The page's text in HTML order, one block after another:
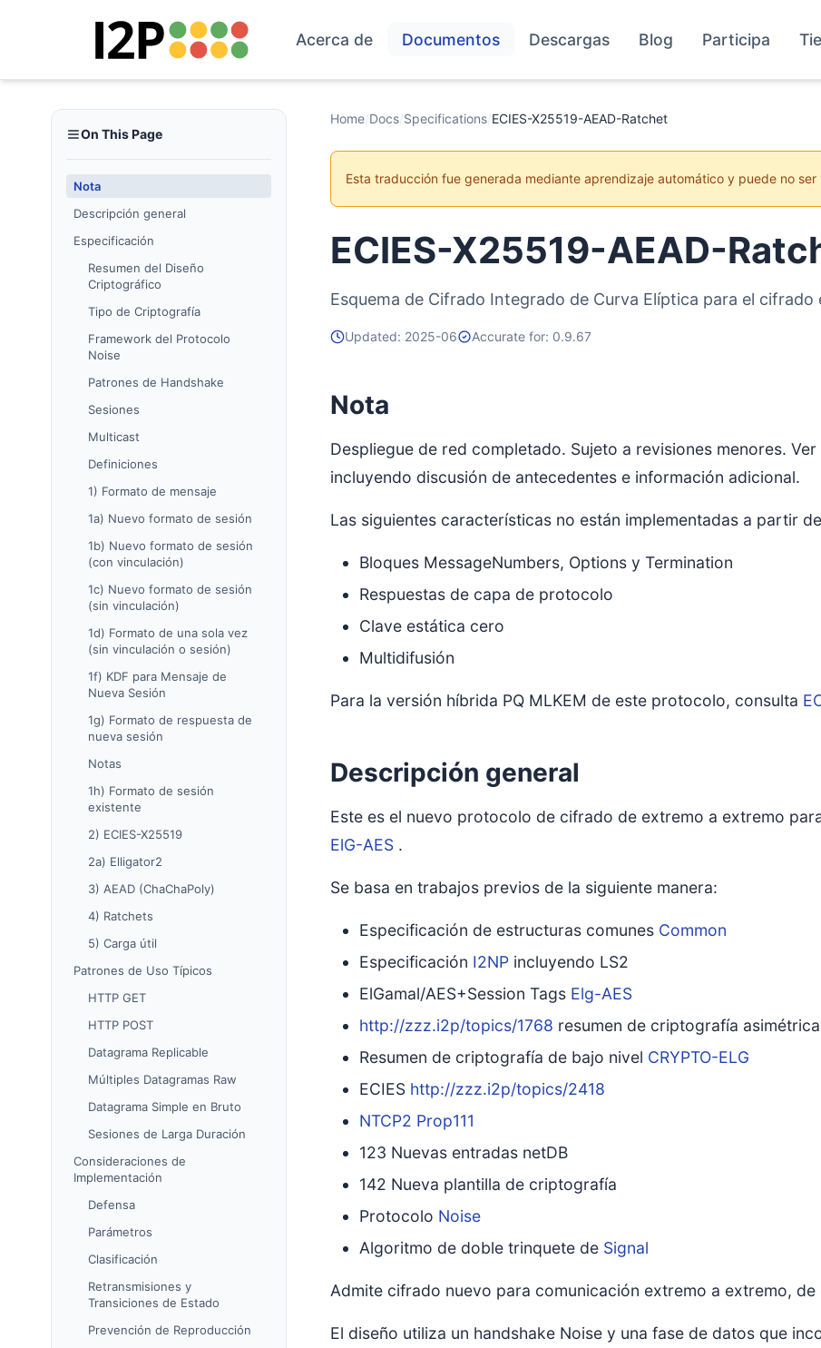
Acerca de Documentos Descargas Blog Participa
On This Page
Nota
Descripción general
Especificación
Resumen del Diseño
Criptográfico
Tipo de Criptografía
Framework del Protocolo
Noise
Patrones de Handshake
Sesiones
Multicast
Definiciones
1) Formato de mensaje
1a) Nuevo formato de sesión
1b) Nuevo formato de sesión
(con vinculación)
1c) Nuevo formato de sesión
(sin vinculación)
1d) Formato de una sola vez
(sin vinculación o sesión)
1f) KDF para Mensaje de
Nueva Sesión
1g) Formato de respuesta de
nueva sesión
Notas
1h) Formato de sesión
existente
2) ECIES-X25519
2a) Elligator2
3) AEAD (ChaChaPoly)
4) Ratchets
5) Carga útil
Patrones de Uso Típicos
HTTP GET
HTTP POST
Datagrama Replicable
Múltiples Datagramas Raw
Datagrama Simple en Bruto
Sesiones de Larga Duración
Consideraciones de
Implementación
Defensa
Parámetros
Clasificación
Retransmisiones y
Transiciones de Estado
Prevención de Reproducción
Home/Docs/Specifications/ECIES-X25519-AEAD-Ratchet
Esta traducción fue generada mediante aprendizaje automático y puede no ser
ECIES-X25519-AEAD-
Esquema de Cifrado Integrado de Curva Elíptica para el
Updated: 2025-06 Accurate for: 0.9.67
Nota
Despliegue de red completado. Sujeto a revisiones menores. Ver
incluyendo discusión de antecedentes e información adicional.
Las siguientes características no están implementadas a partir
Bloques MessageNumbers, Options y Termination
Respuestas de capa de protocolo
Clave estática cero
Multidifusión
Para la versión híbrida PQ MLKEM de este protocolo, consulta
Descripción general
Este es el nuevo protocolo de cifrado de extremo a extremo
ElG-AES .
Se basa en trabajos previos de la siguiente manera:
Especificación de estructuras comunes Common
Especificación I2NP incluyendo LS2
ElGamal/AES+Session Tags Elg-AES
http://zzz.i2p/topics/1768 resumen de criptografía
Resumen de criptografía de bajo nivel CRYPTO-ELG
ECIES http://zzz.i2p/topics/2418
NTCP2 Prop111
123 Nuevas entradas netDB
142 Nueva plantilla de criptografía
Protocolo Noise
Algoritmo de doble trinquete de Signal
Admite cifrado nuevo para comunicación extremo a extremo, de
El diseño utiliza un handshake Noise y una fase de datos que